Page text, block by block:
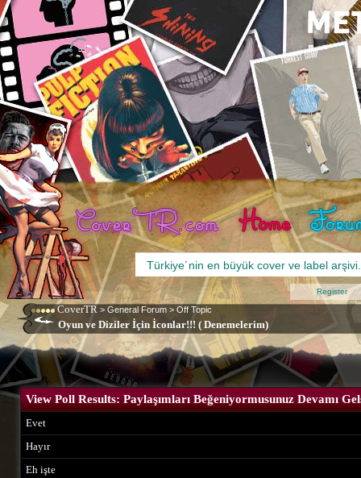
CoverTR > General Forum > Off Topic
Oyun ve Diziler İçin İconlar!!! ( Denemelerim)
Register
View Poll Results: Paylaşımları Beğeniyormusunuz Devamı
Evet
Hayır
Eh işte